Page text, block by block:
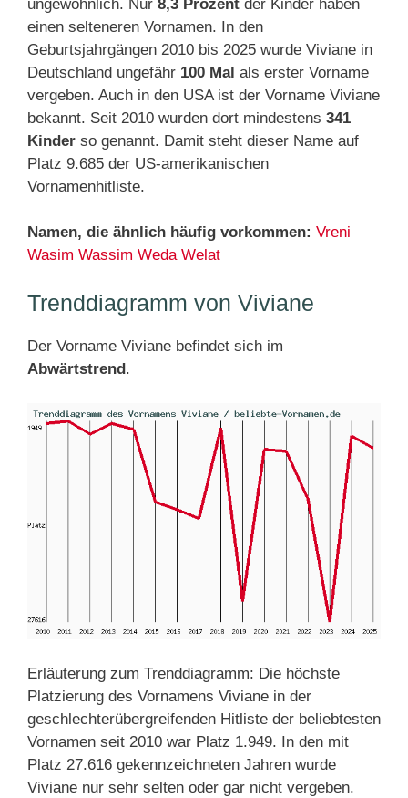
ungewöhnlich. Nur 8,3 Prozent der Kinder haben
einen selteneren Vornamen. In den
Geburtsjahrgängen 2010 bis 2025 wurde Viviane in
Deutschland ungefähr 100 Mal als erster Vorname
vergeben. Auch in den USA ist der Vorname Viviane
bekannt. Seit 2010 wurden dort mindestens 341
Kinder so genannt. Damit steht dieser Name auf
Platz 9.685 der US-amerikanischen
Vornamenhitliste.
Namen, die ähnlich häufig vorkommen: Vreni
Wasim Wassim Weda Welat
Trenddiagramm von Viviane
Der Vorname Viviane befindet sich im
Abwärtstrend.
Erläuterung zum Trenddiagramm: Die höchste
Platzierung des Vornamens Viviane in der
geschlechterübergreifenden Hitliste der beliebtesten
Vornamen seit 2010 war Platz 1.949. In den mit
Platz 27.616 gekennzeichneten Jahren wurde
Viviane nur sehr selten oder gar nicht vergeben.